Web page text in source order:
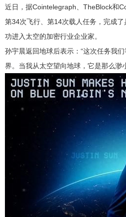
近日，据Cointelegraph、TheBlock和
第34次飞行、第14次载人任务，完成
功进入太空的加密行业企业家。
孙宇晨返回地球后表示：“这次任务我
界。当我从太空望向地球，它是那么渺